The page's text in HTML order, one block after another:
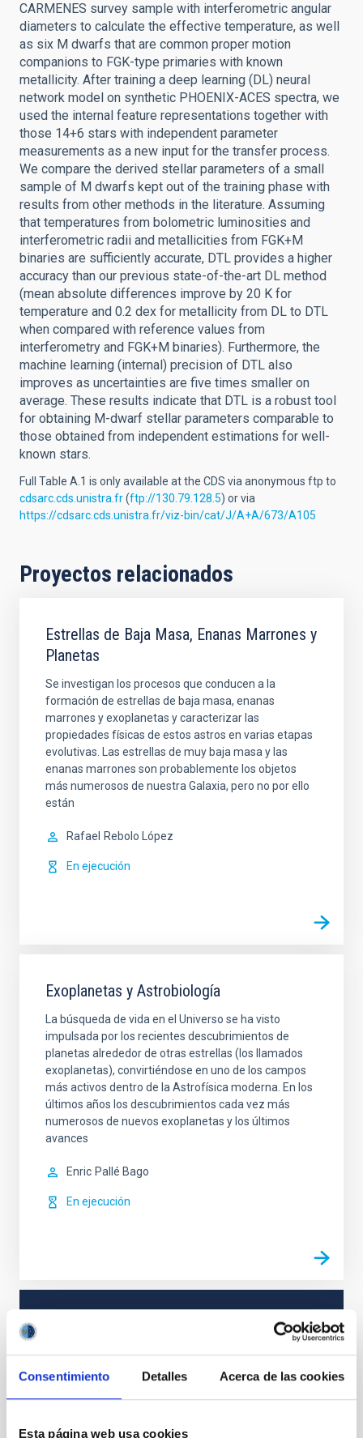
Consentimiento Detalles Acerca de las cookies
Esta página web usa cookies
CARMENES survey sample with interferometric angular
diameters to calculate the effective temperature, as well
as six M dwarfs that are common proper motion
companions to FGK-type primaries with known
metallicity. After training a deep learning (DL) neural
network model on synthetic PHOENIX-ACES spectra, we
used the internal feature representations together with
those 14+6 stars with independent parameter
measurements as a new input for the transfer process.
We compare the derived stellar parameters of a small
sample of M dwarfs kept out of the training phase with
results from other methods in the literature. Assuming
that temperatures from bolometric luminosities and
interferometric radii and metallicities from FGK+M
binaries are sufficiently accurate, DTL provides a higher
accuracy than our previous state-of-the-art DL method
(mean absolute differences improve by 20 K for
temperature and 0.2 dex for metallicity from DL to DTL
when compared with reference values from
interferometry and FGK+M binaries). Furthermore, the
machine learning (internal) precision of DTL also
improves as uncertainties are five times smaller on
average. These results indicate that DTL is a robust tool
for obtaining M-dwarf stellar parameters comparable to
those obtained from independent estimations for well-
known stars.
Full Table A.1 is only available at the CDS via anonymous ftp to
cdsarc.cds.unistra.fr(ftp://130.79.128.5) or via
https://cdsarc.cds.unistra.fr/viz-bin/cat/J/A+A/673/A105
Proyectos relacionados
Estrellas de Baja Masa, Enanas Marrones y
Planetas
Se investigan los procesos que conducen a la
formación de estrellas de baja masa, enanas
marrones y exoplanetas y caracterizar las
propiedades físicas de estos astros en varias etapas
evolutivas. Las estrellas de muy baja masa y las
enanas marrones son probablemente los objetos
más numerosos de nuestra Galaxia, pero no por ello
están
Rafael Rebolo López
En ejecución
Exoplanetas y Astrobiología
La búsqueda de vida en el Universo se ha visto
impulsada por los recientes descubrimientos de
planetas alrededor de otras estrellas (los llamados
exoplanetas), convirtiéndose en uno de los campos
más activos dentro de la Astrofísica moderna. En los
últimos años los descubrimientos cada vez más
numerosos de nuevos exoplanetas y los últimos
avances
Enric Pallé Bago
En ejecución
Física estelar e interestelar (FEEI)